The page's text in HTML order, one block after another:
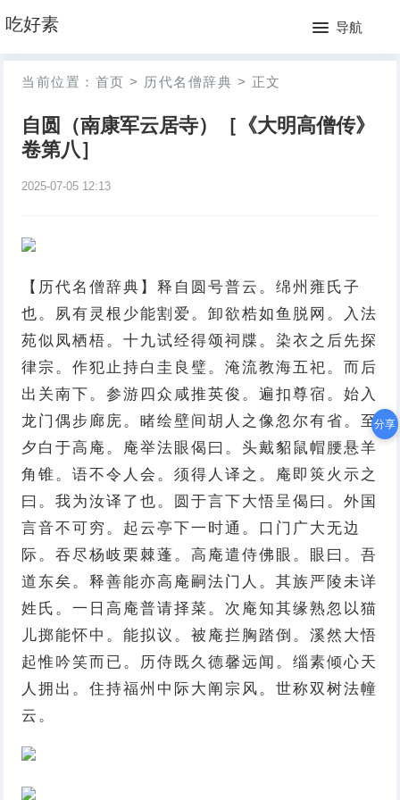
吃好素 导航
网
站
月
当前位置： 首页 > 历代名僧辞典 > 正文
自圆（南康军云居寺）［《大明高僧传》
卷第八］
2025-07-05 12:13
【历代名僧辞典】释自圆号普云。绵州雍氏子
也。夙有灵根少能割爱。卸欲梏如鱼脱网。入法
苑似凤栖梧。十九试经得颂祠牒。染衣之后先探
律宗。作犯止持白圭良璧。淹流教海五祀。而后
出关南下。参游四众咸推英俊。遍扣尊宿。始入
龙门偶步廊庑。睹绘壁间胡人之像忽尔有省。至
夕白于高庵。庵举法眼偈曰。头戴貂鼠帽腰悬羊
角锥。语不令人会。须得人译之。庵即筴火示之
曰。我为汝译了也。圆于言下大悟呈偈曰。外国
言音不可穷。起云亭下一时通。口门广大无边
际。吞尽杨岐栗棘蓬。高庵遣侍佛眼。眼曰。吾
道东矣。释善能亦高庵嗣法门人。其族严陵未详
姓氏。一日高庵普请择菜。次庵知其缘熟忽以猫
儿掷能怀中。能拟议。被庵拦胸踏倒。溪然大悟
起惟吟笑而已。历侍既久德馨远闻。缁素倾心天
人拥出。住持福州中际大阐宗风。世称双树法幢
云。
分享